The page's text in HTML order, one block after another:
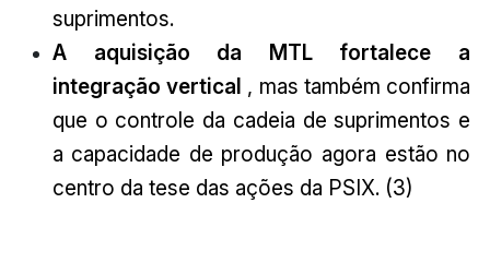
suprimentos.
A aquisição da MTL fortalece a
integração vertical , mas também confirma
que o controle da cadeia de suprimentos e
a capacidade de produção agora estão no
centro da tese das ações da PSIX. (3)